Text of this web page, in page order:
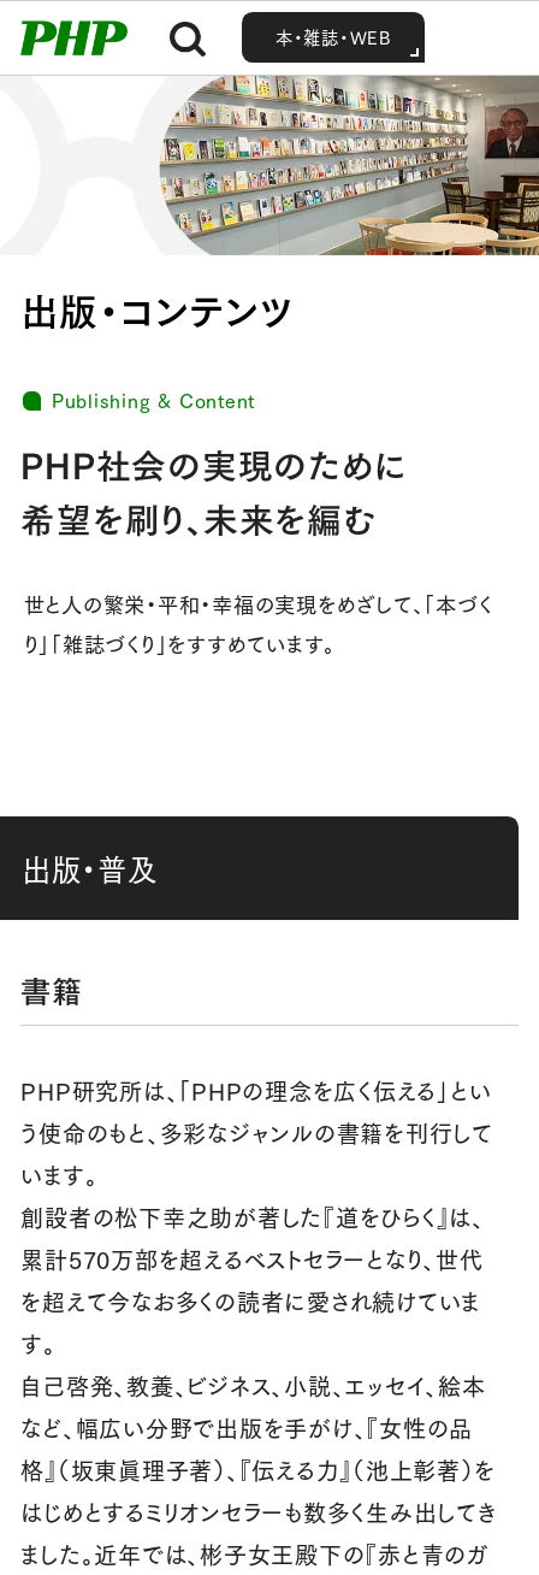
本・雑誌・WEB
本・雑誌・WEB
出版・コンテンツ
Publishing & Content
PHP社会の実現のために
希望を刷り、未来を編む
世と人の繁栄・平和・幸福の実現をめざして、「本づく
り」「雑誌づくり」をすすめています。
出版・普及
書籍
PHP研究所は、「PHPの理念を広く伝える」とい
う使命のもと、多彩なジャンルの書籍を刊行して
います。
創設者の松下幸之助が著した『道をひらく』は、
累計570万部を超えるベストセラーとなり、世代
を超えて今なお多くの読者に愛され続けていま
す。
自己啓発、教養、ビジネス、小説、エッセイ、絵本
など、幅広い分野で出版を手がけ、『女性の品
格』（坂東眞理子著）、『伝える力』（池上彰著）を
はじめとするミリオンセラーも数多く生み出してき
ました。近年では、彬子女王殿下の『赤と青のガ